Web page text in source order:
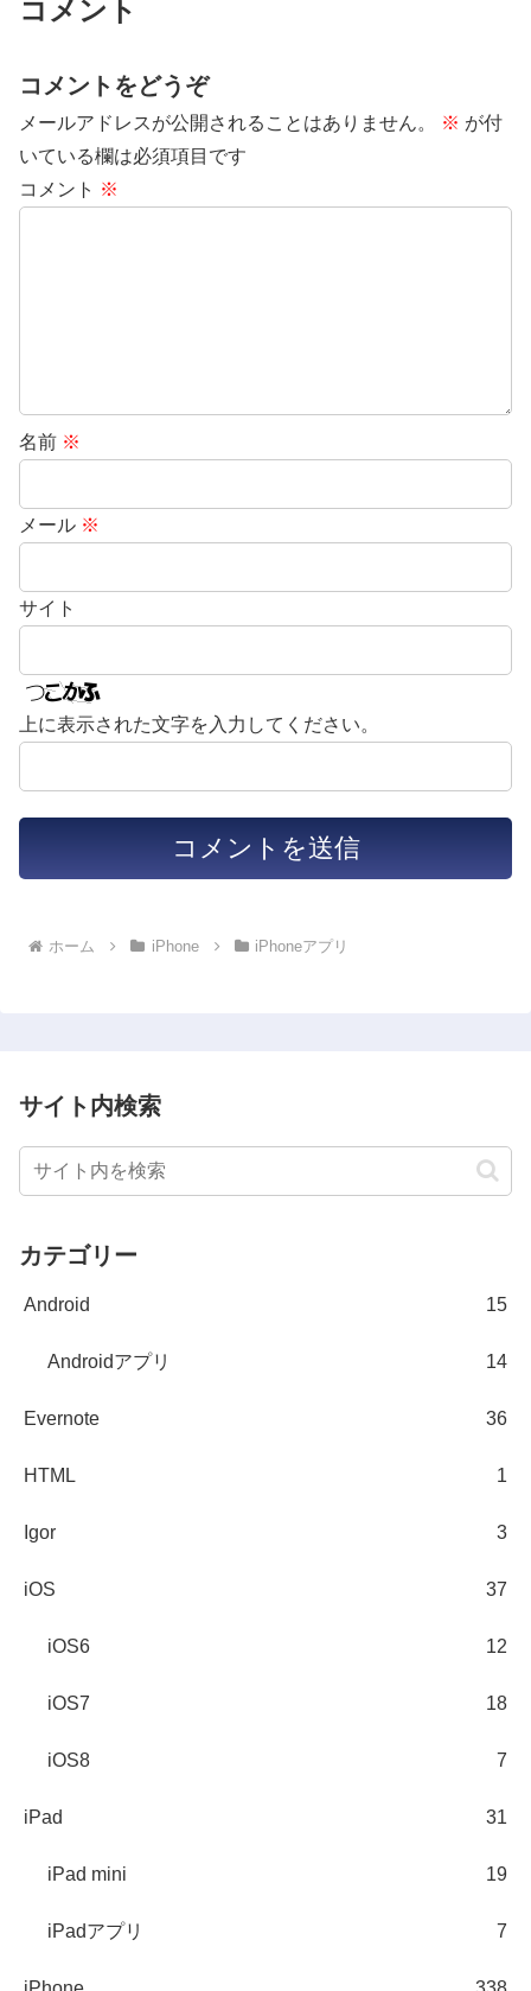
コメント
コメントをどうぞ
メールアドレスが公開されることはありません。 ※ が付
いている欄は必須項目です
コメント ※
名前 ※
メール ※
サイト
上に表示された文字を入力してください。
ホーム iPhone iPhoneアプリ
サイト内検索
カテゴリー
Android 15
Androidアプリ 14
Evernote 36
HTML 1
Igor 3
iOS 37
iOS6 12
iOS7 18
iOS8 7
iPad 31
iPad mini 19
iPadアプリ 7